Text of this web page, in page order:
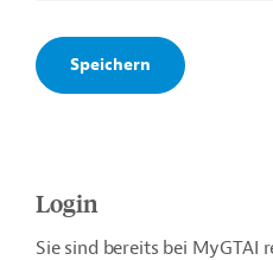
Login
Sie sind bereits bei MyGTAI